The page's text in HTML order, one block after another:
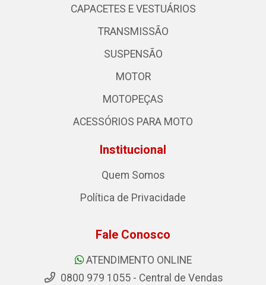
CAPACETES E VESTUÁRIOS
TRANSMISSÃO
SUSPENSÃO
MOTOR
MOTOPEÇAS
ACESSÓRIOS PARA MOTO
Institucional
Quem Somos
Política de Privacidade
Fale Conosco
ATENDIMENTO ONLINE
0800 979 1055 - Central de Vendas